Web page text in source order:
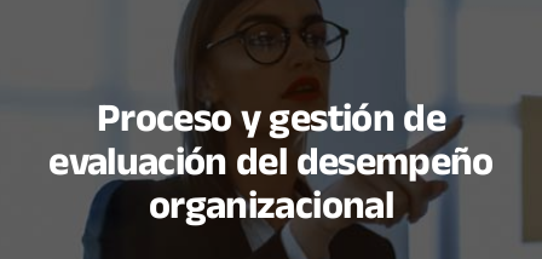
Proceso y gestión de
evaluación del desempeño
organizacional